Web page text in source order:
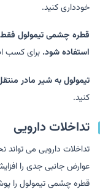
خودداری کنید.
قطره چشمی تیمولول فقط
استفاده شود. برای کسب
تیمولول به شیر مادر
کنید.
تداخلات دارویی
تداخلات دارویی می تواند
عوارض جانبی جدی را
قطره چشمی تیمولول را